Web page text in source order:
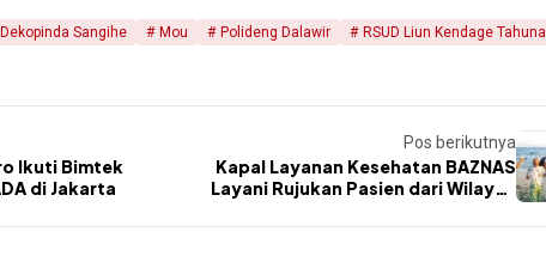
Dekopinda Sangihe Mou Polideng Dalawir
RSUD Liun Kendage Tahuna
Ikuti Bimtek
di Jakarta
Pos berikutnya
Kapal Layanan Kesehatan BAZNAS
Layani Rujukan Pasien dari Wilayah